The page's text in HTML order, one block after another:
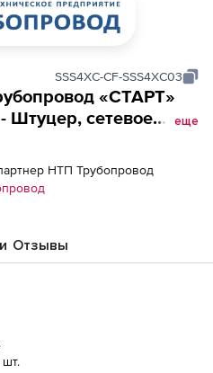
SSS4XC-CF-SSS4XC03
«СТАРТ»
Штуцер, сетевое
еще
НТП Трубопровод
Отзывы
шт.